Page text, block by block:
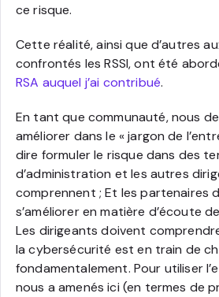
ce risque.
Cette réalité, ainsi que d’autres
confrontés les RSSI, ont été
RSA auquel j’ai contribué.
En tant que communauté, nous
améliorer dans le « jargon de
dire formuler le risque dans des
d’administration et les autres
comprennent ; Et les partenaires
s’améliorer en matière d’écoute
Les dirigeants doivent
la cybersécurité est en train de
fondamentalement. Pour utiliser
nous a amenés ici (en termes de